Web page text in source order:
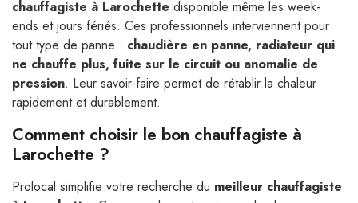
chauffagiste à Larochette disponible même les week-
ends et jours fériés. Ces professionnels interviennent pour
tout type de panne : chaudière en panne, radiateur qui
ne chauffe plus, fuite sur le circuit ou anomalie de
pression. Leur savoir-faire permet de rétablir la chaleur
rapidement et durablement.
Comment choisir le bon chauffagiste à
Larochette ?
Prolocal simplifie votre recherche du meilleur chauffagiste